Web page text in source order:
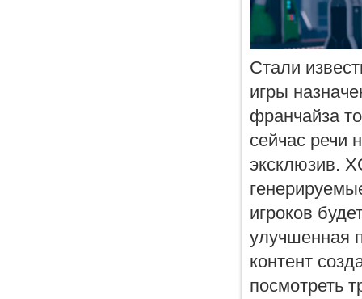
Стали
игры
франчайза
сейчас речи
эксклюзив.
игроков
улучшенная
контент
посмотреть